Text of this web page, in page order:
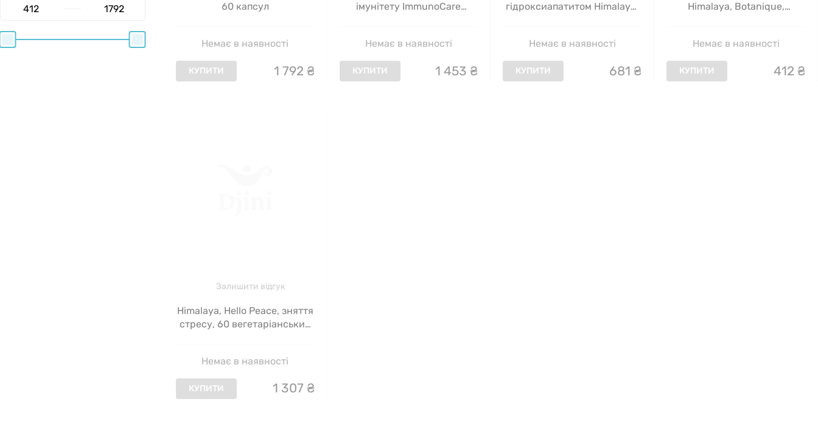
60 капсул
Немає в наявності
КУПИТИ 1 792 ₴
імунітету ImmunoCare
Немає в наявності
КУПИТИ 1 453 ₴
гідроксиапатитом Himalaya,
Немає в наявності
КУПИТИ 681 ₴
Himalaya, Botanique,
Немає в наявності
КУПИТИ 412 ₴
Залишити відгук
Himalaya, Hello Peace, зняття
стресу, 60 вегетаріанських
Немає в наявності
КУПИТИ 1 307 ₴